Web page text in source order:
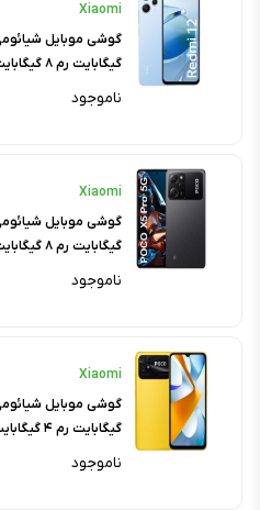
Xiaomi
گیگابایت رم ۸ گیگابایت - گلوبال
ناموجود
Xiaomi
گیگابایت رم ۸ گیگابایت - گلوبال
ناموجود
Xiaomi
گیگابایت رم ۴ گیگابایت - گلوبال
ناموجود